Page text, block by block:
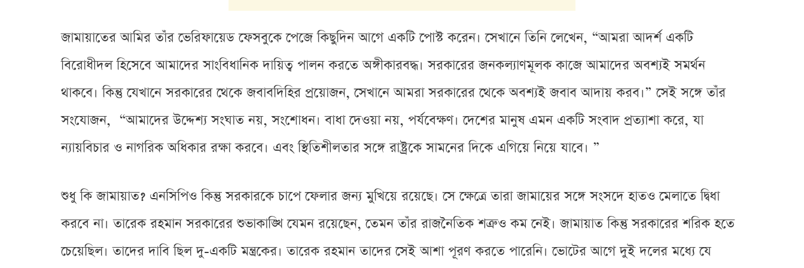
জামায়াতের আমির তাঁর ভেরিফায়েড ফেসবুকে পেজে কিছুদিন আগে একটি পোস্ট করেন। সেখানে তিনি লেখেন, “আমরা আদর্শ একটি
বিরোধীদল হিসেবে আমাদের সাংবিধানিক দায়িত্ব পালন করতে অঙ্গীকারবদ্ধ। সরকারের জনকল্যাণমূলক কাজে আমাদের অবশ্যই সমর্থন
থাকবে। কিন্তু যেখানে সরকারের থেকে জবাবদিহির প্রয়োজন, সেখানে আমরা সরকারের থেকে অবশ্যই জবাব আদায় করব।” সেই সঙ্গে তাঁর
সংযোজন, “আমাদের উদ্দেশ্য সংঘাত নয়, সংশোধন। বাধা দেওয়া নয়, পর্যবেক্ষণ। দেশের মানুষ এমন একটি সংবাদ প্রত্যাশা করে, যা
ন্যায়বিচার ও নাগরিক অধিকার রক্ষা করবে। এবং স্থিতিশীলতার সঙ্গে রাষ্ট্রকে সামনের দিকে এগিয়ে নিয়ে যাবে। ”
শুধু কি জামায়াত? এনসিপিও কিন্তু সরকারকে চাপে ফেলার জন্য মুখিয়ে রয়েছে। সে ক্ষেত্রে তারা জামায়ের সঙ্গে সংসদে হাতও মেলাতে দ্বিধা
করবে না। তারেক রহমান সরকারের শুভাকাঙ্খি যেমন রয়েছেন, তেমন তাঁর রাজনৈতিক শত্রুও কম নেই। জামায়াত কিন্তু সরকারের শরিক হতে
চেয়েছিল। তাদের দাবি ছিল দু-একটি মন্ত্রকের। তারেক রহমান তাদের সেই আশা পূরণ করতে পারেনি। ভোটের আগে দুই দলের মধ্যে যে